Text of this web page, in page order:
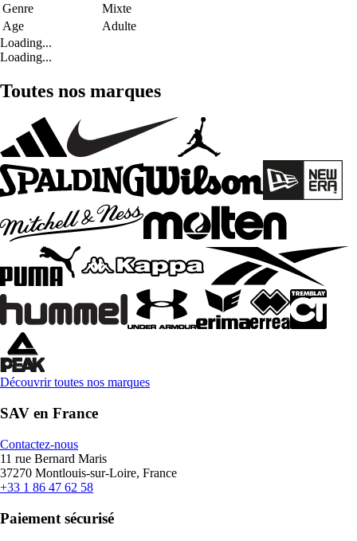
Genre
Mixte
Age
Adulte
Loading...
Loading...
Toutes nos marques
Découvrir toutes nos marques
SAV en France
Contactez-nous
11 rue Bernard Maris
37270 Montlouis-sur-Loire, France
+33 1 86 47 62 58
Paiement sécurisé